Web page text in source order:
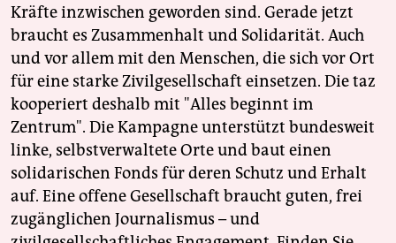
Kräfte inzwischen geworden sind. Gerade jetzt
braucht es Zusammenhalt und Solidarität. Auch
und vor allem mit den Menschen, die sich vor Ort
für eine starke Zivilgesellschaft einsetzen. Die taz
kooperiert deshalb mit "Alles beginnt im
Zentrum". Die Kampagne unterstützt bundesweit
linke, selbstverwaltete Orte und baut einen
solidarischen Fonds für deren Schutz und Erhalt
auf. Eine offene Gesellschaft braucht guten, frei
zugänglichen Journalismus – und